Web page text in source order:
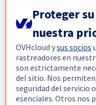
Proteger
nuestra
OVHcloud ysus socios
rastreadores en
son estrictamente
del sitio. Nos
seguridad del servicio
esenciales. Otros nos